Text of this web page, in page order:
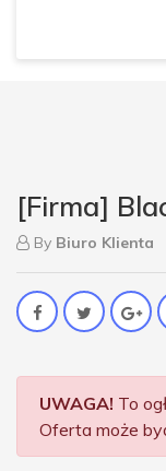
[Firma]
By Biuro Klienta
UWAGA! To
Oferta może